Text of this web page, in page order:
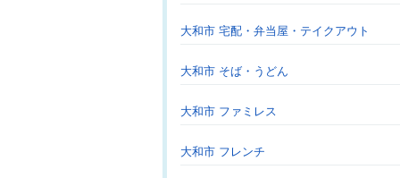
大和市 宅配・弁当屋・テイクアウト
大和市 そば・うどん
大和市 ファミレス
大和市 フレンチ